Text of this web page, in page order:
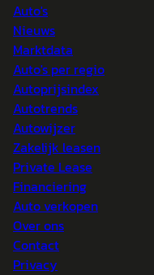
Auto's
Nieuws
Marktdata
Auto's per regio
Autoprijsindex
Autotrends
Autowijzer
Zakelijk leasen
Private Lease
Financiering
Auto verkopen
Over ons
Contact
Privacy